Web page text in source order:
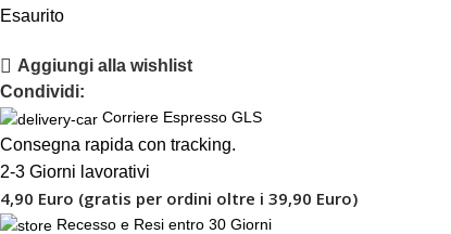
Esaurito
Aggiungi alla wishlist
Condividi:
Corriere Espresso GLS
Consegna rapida con tracking.
2-3 Giorni lavorativi
4,90 Euro (gratis per ordini oltre i 39,90 Euro)
Recesso e Resi entro 30 Giorni